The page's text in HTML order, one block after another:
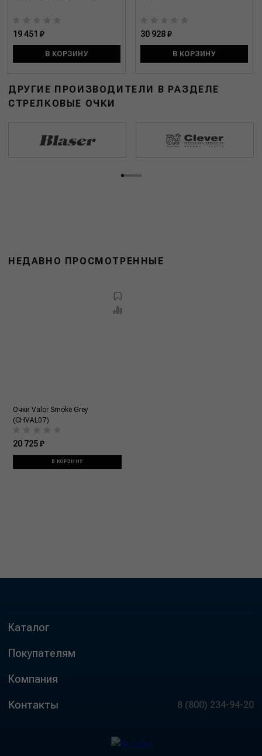
19 451 ₽
В КОРЗИНУ
30 928 ₽
В КОРЗИНУ
ДРУГИЕ ПРОИЗВОДИТЕЛИ В РАЗДЕЛЕ
СТРЕЛКОВЫЕ ОЧКИ
НЕДАВНО ПРОСМОТРЕННЫЕ
Очки Valor Smoke Grey
(CHVAL07)
20 725 ₽
В КОРЗИНУ
Каталог
Покупателям
Компания
Контакты 8 (800) 234-94-20